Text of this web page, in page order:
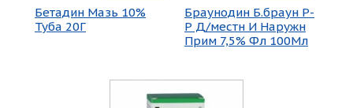
Бетадин Мазь 10%
Туба 20Г
Браунодин Б.браун Р-
Р Д/местн И Наружн
Прим 7,5% Фл 100Мл